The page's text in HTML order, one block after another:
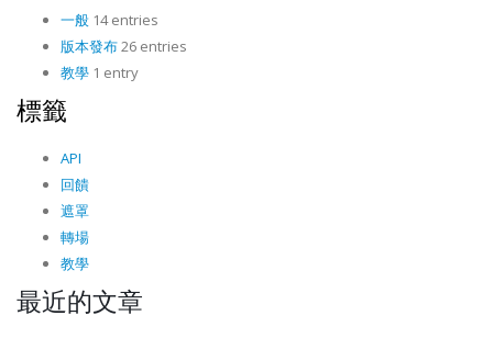
一般 14 entries
版本發布26 entries
教學 1 entry
標籤
API
回饋
遮罩
轉場
教學
最近的文章